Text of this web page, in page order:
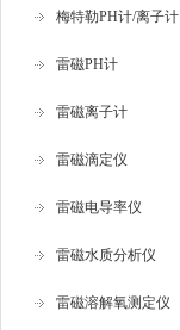
梅特勒PH计/离子计
雷磁PH计
雷磁离子计
雷磁滴定仪
雷磁电导率仪
雷磁水质分析仪
雷磁溶解氧测定仪